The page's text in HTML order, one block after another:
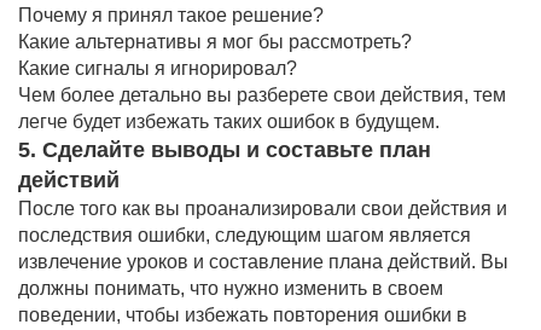
Почему я принял такое решение?
Какие альтернативы я мог бы рассмотреть?
Какие сигналы я игнорировал?
Чем более детально вы разберете свои действия, тем
легче будет избежать таких ошибок в будущем.
5. Сделайте выводы и составьте план
действий
После того как вы проанализировали свои действия и
последствия ошибки, следующим шагом является
извлечение уроков и составление плана действий. Вы
должны понимать, что нужно изменить в своем
поведении, чтобы избежать повторения ошибки в